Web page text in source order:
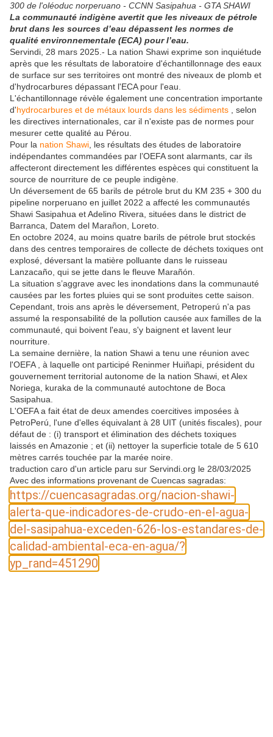
300 de l'oléoduc norperuano - CCNN Sasipahua - GTA SHAWI
La communauté indigène avertit que les niveaux de pétrole
brut dans les sources d’eau dépassent les normes de
qualité environnementale (ECA) pour l’eau.
Servindi, 28 mars 2025.- La nation Shawi exprime son inquiétude
après que les résultats de laboratoire d'échantillonnage des eaux
de surface sur ses territoires ont montré des niveaux de plomb et
d'hydrocarbures dépassant l'ECA pour l'eau.
L'échantillonnage révèle également une concentration importante
d'hydrocarbures et de métaux lourds dans les sédiments
, selon
les directives internationales, car il n'existe pas de normes pour
mesurer cette qualité au Pérou.
Pour la nation Shawi , les résultats des études de laboratoire
indépendantes commandées par l’OEFA sont alarmants, car ils
affecteront directement les différentes espèces qui constituent la
source de nourriture de ce peuple indigène.
Un déversement de 65 barils de pétrole brut du KM 235 + 300 du
pipeline norperuano en juillet 2022 a affecté les communautés
Shawi Sasipahua et Adelino Rivera, situées dans le district de
Barranca, Datem del Marañon, Loreto.
En octobre 2024, au moins quatre barils de pétrole brut stockés
dans des centres temporaires de collecte de déchets toxiques ont
explosé, déversant la matière polluante dans le ruisseau
Lanzacaño, qui se jette dans le fleuve Marañón.
La situation s’aggrave avec les inondations dans la communauté
causées par les fortes pluies qui se sont produites cette saison.
Cependant, trois ans après le déversement, Petroperú n'a pas
assumé la responsabilité de la pollution causée aux familles de la
communauté, qui boivent l'eau, s'y baignent et lavent leur
nourriture.
La semaine dernière, la nation Shawi a tenu une réunion avec
l'OEFA , à laquelle ont participé Reninmer Huiñapi, président du
gouvernement territorial autonome de la nation Shawi, et Alex
Noriega, kuraka de la communauté autochtone de Boca
Sasipahua.
L'OEFA a fait état de deux amendes coercitives imposées à
PetroPerú, l'une d'elles équivalant à 28 UIT (unités fiscales), pour
défaut de : (i) transport et élimination des déchets toxiques
laissés en Amazonie ; et (ii) nettoyer la superficie totale de 5 610
mètres carrés touchée par la marée noire.
traduction caro d'un article paru sur Servindi.org le 28/03/2025
Avec des informations provenant de Cuencas sagradas:
https://cuencasagradas.org/nacion-shawi-
alerta-que-indicadores-de-crudo-en-el-agua-
del-sasipahua-exceden-626-los-estandares-de-
calidad-ambiental-eca-en-agua/?
yp_rand=451290